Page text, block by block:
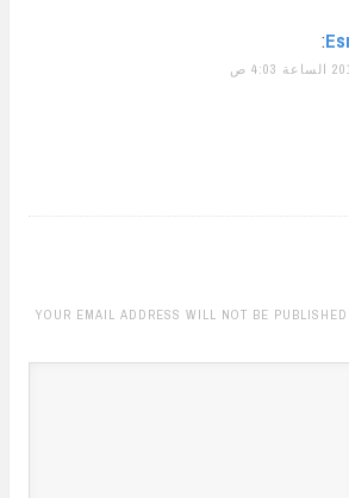
:
YOUR EMAIL ADDRESS WILL NOT BE